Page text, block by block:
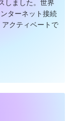
しました。世界
ターネット接続
クティベートで